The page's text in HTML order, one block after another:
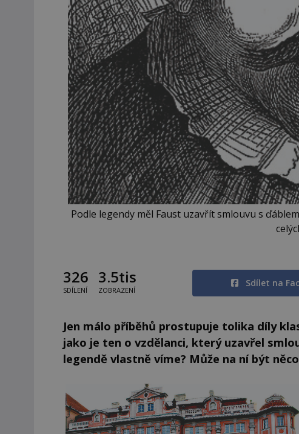
Podle legendy měl Faust uzavřít smlouvu s
326
SDÍLENÍ
3.5tis
ZOBRAZENÍ
Sdílet na
Jen málo příběhů prostupuje tolika díly
jako je ten o vzdělanci, který uzavřel
legendě vlastně víme? Může na ní být